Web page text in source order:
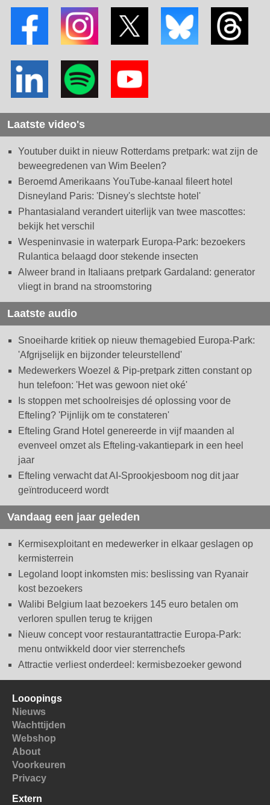
Laatste video's
Youtuber duikt in nieuw Rotterdams pretpark: wat zijn de
beweegredenen van Wim Beelen?
Beroemd Amerikaans YouTube-kanaal fileert hotel
Disneyland Paris: 'Disney's slechtste hotel'
Phantasialand verandert uiterlijk van twee mascottes:
bekijk het verschil
Wespeninvasie in waterpark Europa-Park: bezoekers
Rulantica belaagd door stekende insecten
Alweer brand in Italiaans pretpark Gardaland: generator
vliegt in brand na stroomstoring
Laatste audio
Snoeiharde kritiek op nieuw themagebied Europa-Park:
'Afgrijselijk en bijzonder teleurstellend'
Medewerkers Woezel & Pip-pretpark zitten constant op
hun telefoon: 'Het was gewoon niet oké'
Is stoppen met schoolreisjes dé oplossing voor de
Efteling? 'Pijnlijk om te constateren'
Efteling Grand Hotel genereerde in vijf maanden al
evenveel omzet als Efteling-vakantiepark in een heel
jaar
Efteling verwacht dat AI-Sprookjesboom nog dit jaar
geïntroduceerd wordt
Vandaag een jaar geleden
Kermisexploitant en medewerker in elkaar geslagen op
kermisterrein
Legoland loopt inkomsten mis: beslissing van Ryanair
kost bezoekers
Walibi Belgium laat bezoekers 145 euro betalen om
verloren spullen terug te krijgen
Nieuw concept voor restaurantattractie Europa-Park:
menu ontwikkeld door vier sterrenchefs
Attractie verliest onderdeel: kermisbezoeker gewond
Looopings
Nieuws
Wachttijden
Webshop
About
Voorkeuren
Privacy
Extern